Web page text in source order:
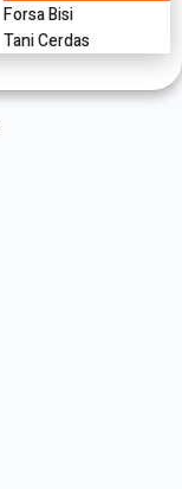
Forsa Bisi
Tani Cerdas